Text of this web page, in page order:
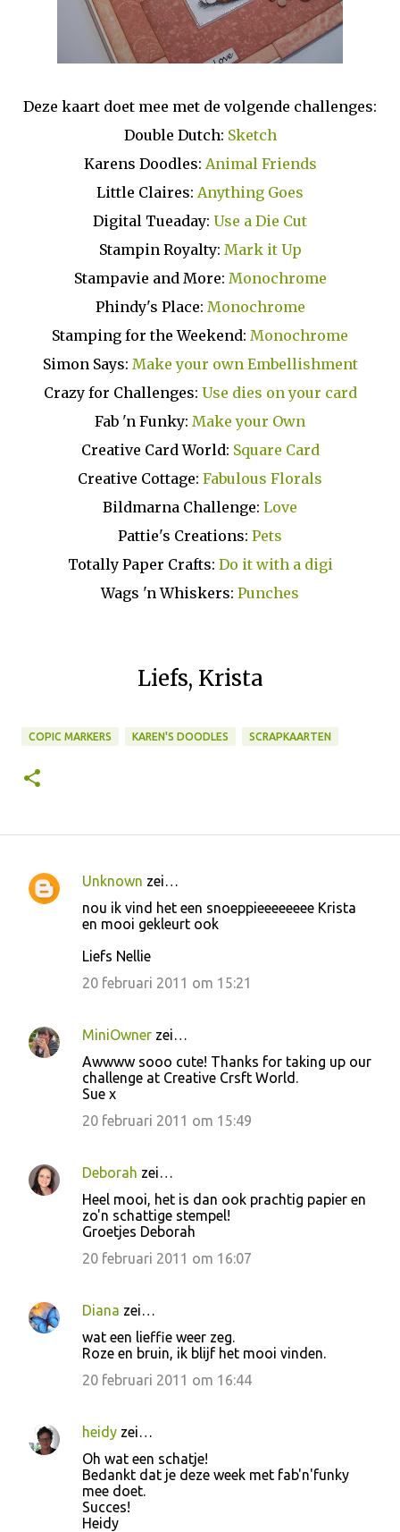
Deze kaart doet mee met de volgende challenges:
Double Dutch: Sketch
Karens Doodles: Animal Friends
Little Claires: Anything Goes
Digital Tueaday: Use a Die Cut
Stampin Royalty: Mark it Up
Stampavie and More: Monochrome
Phindy's Place: Monochrome
Stamping for the Weekend: Monochrome
Simon Says: Make your own Embellishment
Crazy for Challenges: Use dies on your card
Fab 'n Funky: Make your Own
Creative Card World: Square Card
Creative Cottage: Fabulous Florals
Bildmarna Challenge: Love
Pattie's Creations: Pets
Totally Paper Crafts: Do it with a digi
Wags 'n Whiskers: Punches
Liefs, Krista
COPIC MARKERS KAREN'S DOODLES SCRAPKAARTEN
R
e
Unknown zei…
nou ik vind het een snoeppieeeeeeee Krista
en mooi gekleurt ook
Liefs Nellie
20 februari 2011 om 15:21
MiniOwner zei…
Awwww sooo cute! Thanks for taking up our
challenge at Creative Crsft World.
Sue x
20 februari 2011 om 15:49
Deborah zei…
Heel mooi, het is dan ook prachtig papier en
zo'n schattige stempel!
Groetjes Deborah
20 februari 2011 om 16:07
Diana zei…
wat een lieffie weer zeg.
Roze en bruin, ik blijf het mooi vinden.
20 februari 2011 om 16:44
heidy zei…
Oh wat een schatje!
Bedankt dat je deze week met fab'n'funky
mee doet.
Succes!
Heidy